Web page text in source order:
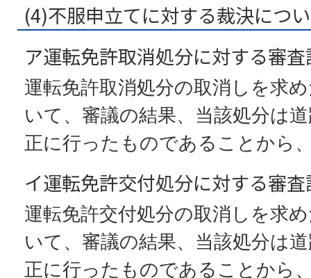
(4)不服申立てに対する裁決につ
ア運転免許取消処分に対する審
運転免許取消処分の取消しを求
いて、審議の結果、当該処分は
正に行ったものであることから
イ運転免許交付処分に対する審
運転免許交付処分の取消しを求
いて、審議の結果、当該処分は
正に行ったものであることから